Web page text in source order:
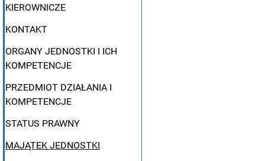
KIEROWNICZE
KONTAKT
ORGANY JEDNOSTKI I ICH
KOMPETENCJE
PRZEDMIOT DZIAŁANIA I
KOMPETENCJE
STATUS PRAWNY
MAJĄTEK JEDNOSTKI